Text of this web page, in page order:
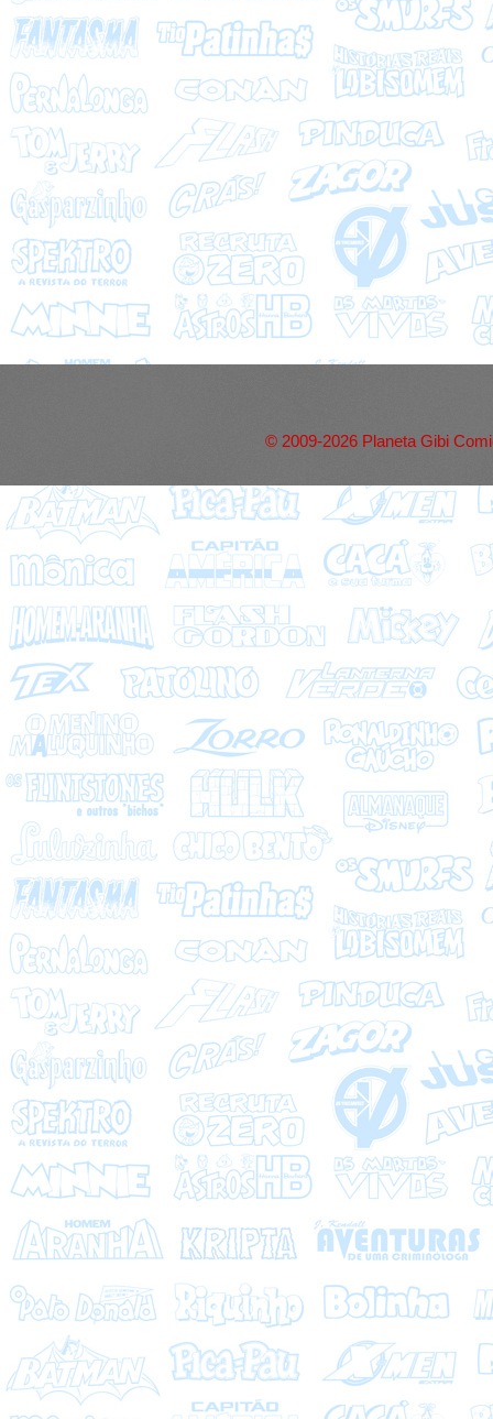
© 2009-2026 Planeta Gibi